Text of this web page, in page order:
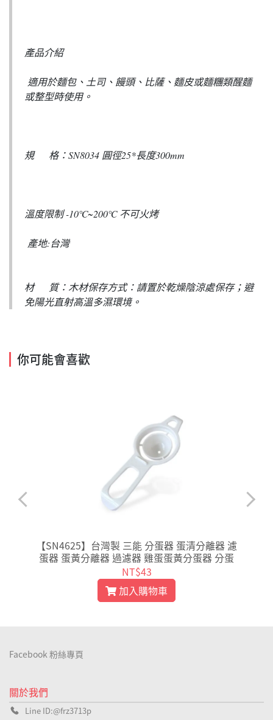
產品介紹
適用於麵包、土司、饅頭、比薩、麵皮或麵糰類醒麵
或整型時使用。
規 格：SN8034 圓徑25*長度300mm
溫度限制 -10℃~200℃ 不可火烤
產地:台灣
材 質：木材保存方式：請置於乾燥陰涼處保存；避
免陽光直射高溫多濕環境。
你可能會喜歡
【SN4625】台灣製 三能 分蛋器 蛋清分離器 濾
蛋器 蛋黃分離器 過濾器 雞蛋蛋黃分蛋器 分蛋
NT$43
加入購物車
關於我們
Line ID:@frz3713p
Facebook 粉絲專頁